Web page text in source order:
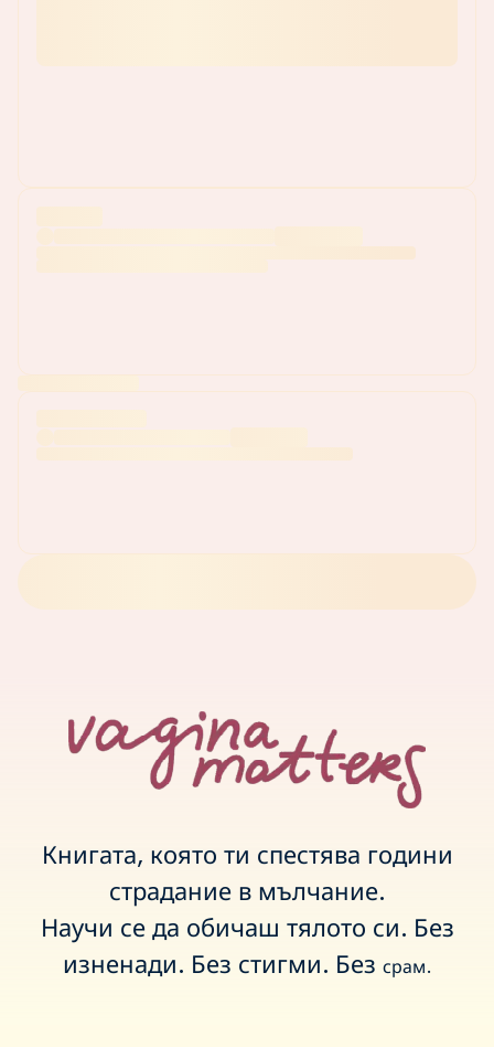
Книгата, която ти спестява години
страдание в мълчание.
Научи се да обичаш тялото си. Без
изненади. Без стигми. Без срам.